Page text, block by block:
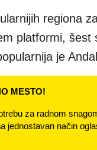
regiona
platformi, šest
je
MESTO!
za radnom
jednostavan način